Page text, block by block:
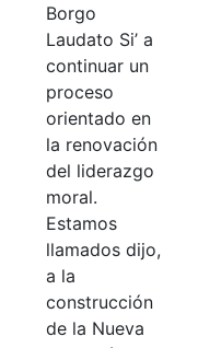
Borgo
Laudato Si’ a
continuar un
proceso
orientado en
la renovación
del liderazgo
moral.
Estamos
llamados dijo,
a la
construcción
de la Nueva